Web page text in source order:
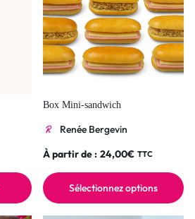
Box Mini-sandwich
Renée Bergevin
À partir de : 24,00€ TTC
Sélectionnez options